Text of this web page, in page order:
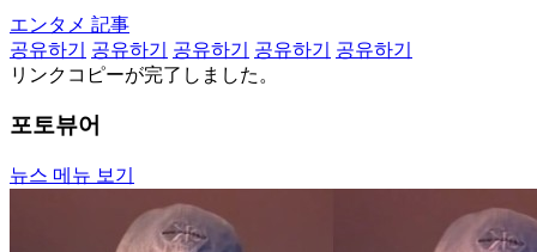
エンタメ 記事
공유하기
공유하기 공유하기 공유하기
공유하기
リンクコピーが完了しました。
포토뷰어
뉴스 메뉴 보기